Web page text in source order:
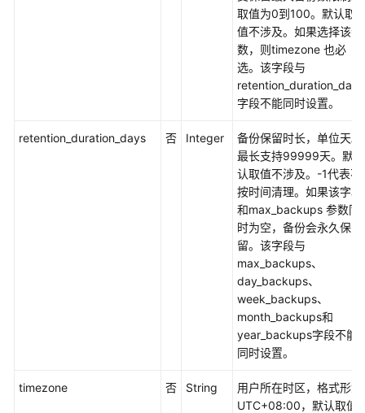
任
白
取值为0到100。默认取
值不涉及。如果选择该参
数，则timezone 也必
选。该字段与
retention_duration_days
字段不能同时设置。
retention_duration_days 否 Integer
备份保留时长，单位天。
最长支持99999天。默
认取值不涉及。-1代表不
按时间清理。如果该字段
和max_backups 参数同
时为空，备份会永久保
留。该字段与
max_backups、
day_backups、
week_backups、
month_backups和
year_backups字段不能
同时设置。
timezone 否 String
用户所在时区，格式形如
UTC+08:00，默认取值